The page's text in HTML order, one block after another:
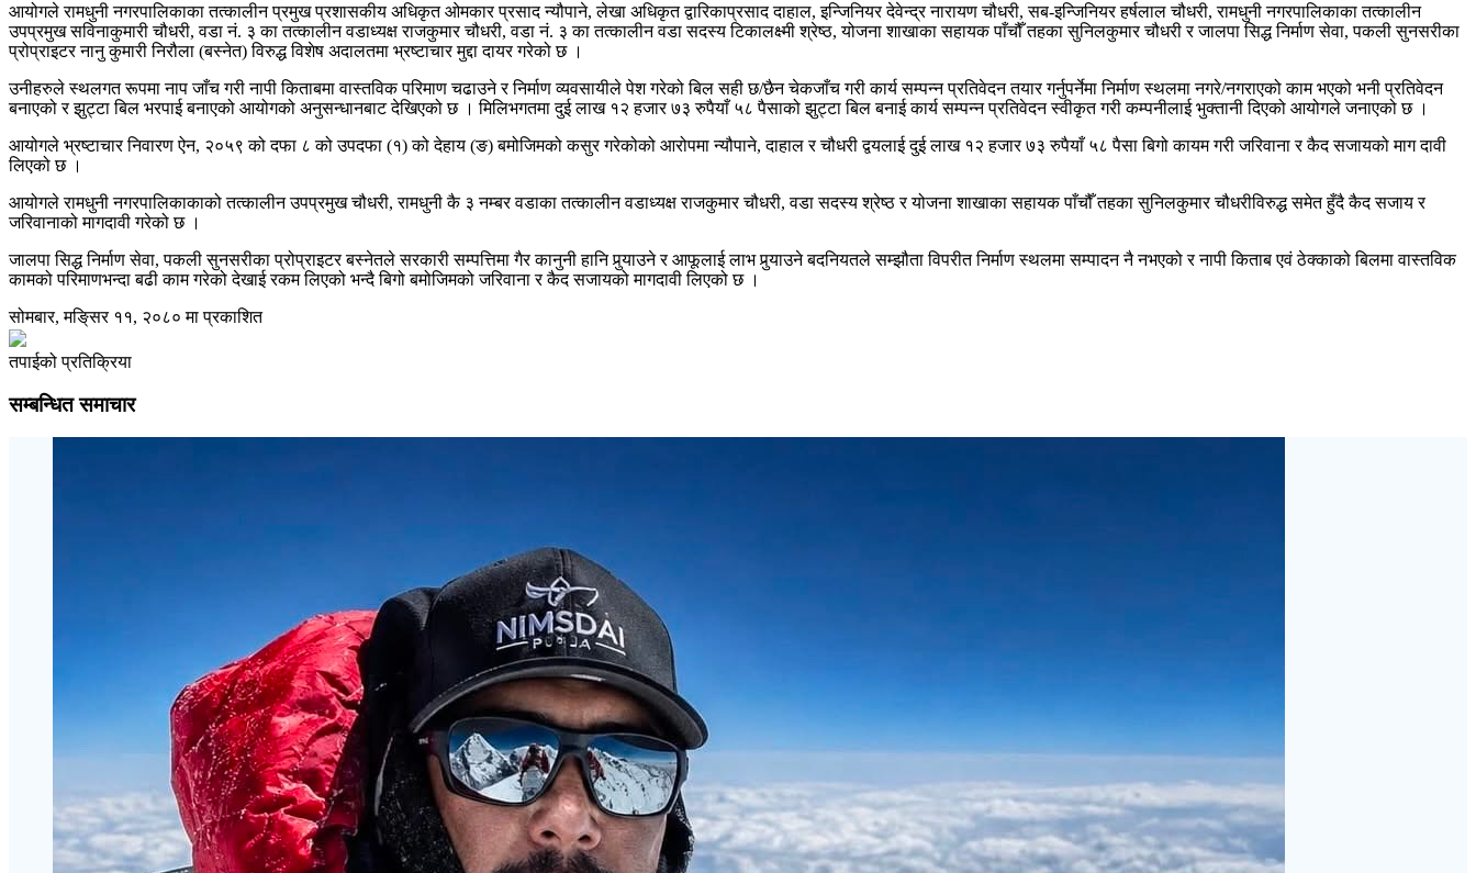
आयोगले रामधुनी नगरपालिकाका तत्कालीन प्रमुख प्रशासकीय अधिकृत ओमकार प्रसाद न्यौपाने, लेखा अधिकृत द्वारिकाप्रसाद दाहाल, इन्जिनियर देवेन्द्र नारायण चौधरी, सब-इन्जिनियर हर्षलाल चौधरी, रामधुनी नगरपालिकाका तत्कालीन
उपप्रमुख सविनाकुमारी चौधरी, वडा नं. ३ का तत्कालीन वडाध्यक्ष राजकुमार चौधरी, वडा नं. ३ का तत्कालीन वडा सदस्य टिकालक्ष्मी श्रेष्ठ, योजना शाखाका सहायक पाँचौँ तहका सुनिलकुमार चौधरी र जालपा सिद्ध निर्माण सेवा, पकली सुनसरीका
प्रोप्राइटर नानु कुमारी निरौला (बस्नेत) विरुद्ध विशेष अदालतमा भ्रष्टाचार मुद्दा दायर गरेको छ ।
उनीहरुले स्थलगत रूपमा नाप जाँच गरी नापी किताबमा वास्तविक परिमाण चढाउने र निर्माण व्यवसायीले पेश गरेको बिल सही छ/छैन चेकजाँच गरी कार्य सम्पन्न प्रतिवेदन तयार गर्नुपर्नेमा निर्माण स्थलमा नगरे/नगराएको काम भएको भनी प्रतिवेदन
बनाएको र झुट्टा बिल भरपाई बनाएको आयोगको अनुसन्धानबाट देखिएको छ । मिलिभगतमा दुई लाख १२ हजार ७३ रुपैयाँ ५८ पैसाको झुट्टा बिल बनाई कार्य सम्पन्न प्रतिवेदन स्वीकृत गरी कम्पनीलाई भुक्तानी दिएको आयोगले जनाएको छ ।
आयोगले भ्रष्टाचार निवारण ऐन, २०५९ को दफा ८ को उपदफा (१) को देहाय (ङ) बमोजिमको कसुर गरेकोको आरोपमा न्यौपाने, दाहाल र चौधरी द्वयलाई दुई लाख १२ हजार ७३ रुपैयाँ ५८ पैसा बिगो कायम गरी जरिवाना र कैद सजायको माग दावी
लिएको छ ।
आयोगले रामधुनी नगरपालिकाकाको तत्कालीन उपप्रमुख चौधरी, रामधुनी कै ३ नम्बर वडाका तत्कालीन वडाध्यक्ष राजकुमार चौधरी, वडा सदस्य श्रेष्ठ र योजना शाखाका सहायक पाँचौँ तहका सुनिलकुमार चौधरीविरुद्ध समेत हुँदै कैद सजाय र
जरिवानाको मागदावी गरेको छ ।
जालपा सिद्ध निर्माण सेवा, पकली सुनसरीका प्रोप्राइटर बस्नेतले सरकारी सम्पत्तिमा गैर कानुनी हानि पुर्‍याउने र आफूलाई लाभ पुर्‍याउने बदनियतले सम्झौता विपरीत निर्माण स्थलमा सम्पादन नै नभएको र नापी किताब एवं ठेक्काको बिलमा वास्तविक
कामको परिमाणभन्दा बढी काम गरेको देखाई रकम लिएको भन्दै बिगो बमोजिमको जरिवाना र कैद सजायको मागदावी लिएको छ ।
सोमबार, मङि्सर ११, २०८० मा प्रकाशित
तपाईको प्रतिक्रिया
सम्बन्धित समाचार